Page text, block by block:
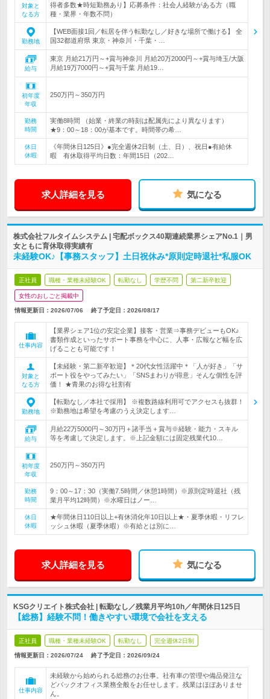
対象と
なる方
得者多数★時短勤務あり】応募条件：社会人経験がある方（職
種・業界・年数不問）
勤務地
【WEB面接1回／転居を伴う転勤なし／好きな場所で働ける】 全
国32都道府県 東京・神奈川・千葉・…
給与
東京 月給21万円～+賞与神奈川 月給20万2000円～+賞与埼玉/大阪
月給19万7000円～+賞与千葉 月給19…
初年度
年収
250万円～350万円
勤務
時間
実働8時間 （始業・終業の時刻は配属先により異なります）
★9：00～18：00が基本です。時間帯の希…
休日
休暇
《年間休日125日》●完全週休2日制（土、日）、祝日●有給休
暇 有休取得平均日数：年間15日（202…
求人詳細を見る 気になる
株式会社フルタイムシステム | 宅配ボックス40期連続業界シェアNo.1｜男
女ともに育休取得実績有
未経験OK♪【事務スタッフ】土日祝休み*原則定時退社*私服OK
正社員 職種・業種未経験OK 転勤なし 学歴不問 第二新卒歓迎
女性のおしごと掲載中
情報更新日：2026/07/06 終了予定日： 2026/08/17
仕事内容
【業界シェア1位の安定企業】接客・営業⇒事務デビューもOK♪
書類作成といったサポート事務を中心に、人事・広報など幅を広
げることも可能です！
対象と
なる方
【未経験・第二新卒歓迎】＊20代女性活躍中＊「人が好き」「サ
ポート役をやってみたい」「SNSまわりが得意」そんな個性を評
価！ ★青果のお得な社割有
勤務地
【転勤なし／本社で採用】 ※複数路線利用可でアクセスも抜群！
※勤務地は希望を考慮のうえ決定します…
給与
月給22万5000円～30万円＋諸手当＋賞与※経験・能力・スキル
等を考慮して決定します。※上記金額には固定残業代10…
初年度
年収
250万円～350万円
勤務
時間
9：00～17：30（実働7.5時間／休憩1時間）※原則定時退社（残
業月平均12時間）※水曜日はノー…
休日
休暇
★年間休日110日以上+有休消化年10日以上★・夏季休暇・リフレ
ッシュ休暇（夏季休暇）※有給とは別に…
求人詳細を見る 気になる
KSGクリエイト株式会社 | 転勤なし／残業月平均10h／年間休日125日
【総務】経験不問！働きやすい環境で会社を支える
正社員 職種・業種未経験OK 転勤なし 完全週休2日制
情報更新日：2026/07/24 終了予定日： 2026/09/24
仕事内容
未経験から始められる総務のお仕事。社有車の管理や備品発注な
どバックオフィス業務全般をお任せします。残業はほぼありませ
ん。